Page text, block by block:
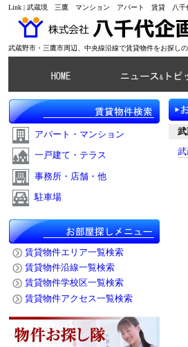
Link | 武蔵境 三鷹 マンション アパート 賃貸 八千
武蔵野市・三鷹市周辺、中央線沿線で賃貸物件をお探し
アパート・マンション
一戸建て・テラス
事務所・店舗・他
駐車場
賃貸物件エリア一覧検索
賃貸物件沿線一覧検索
賃貸物件学校区一覧検索
賃貸物件アクセス一覧検索